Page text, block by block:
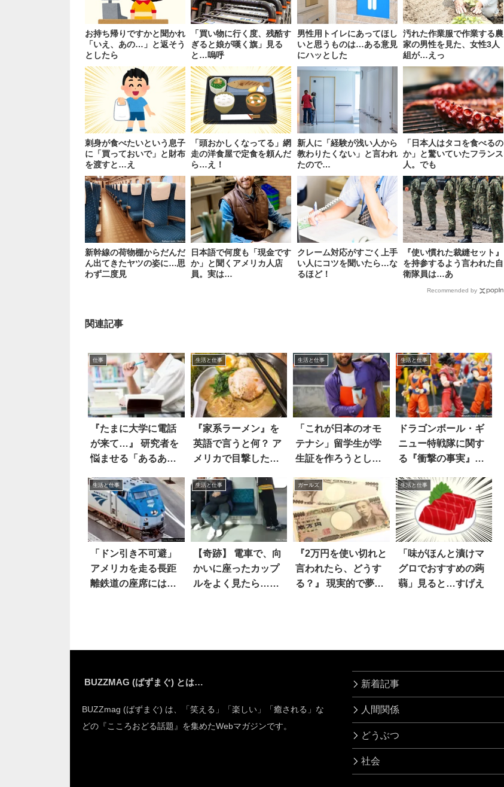
お持ち帰りですかと聞かれ
「いえ、あの…」と返そう
としたら
「買い物に行く度、残酷す
ぎると娘が嘆く旗」見る
と…嗚呼
男性用トイレにあってほし
いと思うものは…ある意見
にハッとした
汚れた作業服で作業する農
家の男性を見た、女性3人
組が…えっ
刺身が食べたいという息子
に「買っておいで」と財布
を渡すと…え
「頭おかしくなってる」網
走の洋食屋で定食を頼んだ
ら…え！
新人に「経験が浅い人から
教わりたくない」と言われ
たので…
「日本人はタコを食べるの
か」と驚いていたフランス
人。でも
新幹線の荷物棚からだんだ
ん出てきたヤツの姿に…思
わず二度見
日本語で何度も「現金です
か」と聞くアメリカ人店
員。実は…
クレーム対応がすごく上手
い人にコツを聞いたら…な
るほど！
『使い慣れた裁縫セット』
を持参するよう言われた自
衛隊員は…あ
Recommended by
関連記事
仕事
『たまに大学に電話
が来て…』 研究者を
悩ませる「あるあ
生活と仕事
『家系ラーメン』を
英語で言うと何？ ア
メリカで目撃した
った！
生活と仕事
「これが日本のオモ
テナシ」留学生が学
生証を作ろうとした
生活と仕事
ドラゴンボール・ギ
ニュー特戦隊に関す
る『衝撃の事実』が
生活と仕事
「ドン引き不可避」
アメリカを走る長距
離鉄道の座席には…
生活と仕事
【奇跡】 電車で、向
かいに座ったカップ
ルをよく見たら…え
ガールズ
『2万円を使い切れと
言われたら、どうす
る？』 現実的で夢の
生活と仕事
「味がほんと漬けマ
グロでおすすめの蒟
蒻」見ると…すげえ
BUZZMAG (ばずまぐ) とは…
BUZZmag (ばずまぐ) は、「笑える」「楽しい」「癒される」な
どの『こころおどる話題』を集めたWebマガジンです。
新着記事
人間関係
どうぶつ
社会